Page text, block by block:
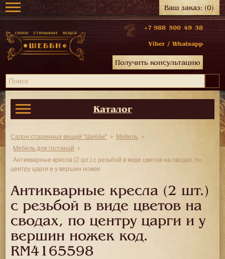
Ваш заказ:(0)
+7 988 500 49 38
Viber / Whatsapp
Получить консультацию
Каталог
Салон старинных вещей "Шебби"
Мебель
Мебель для гостиной
Антикварные кресла (2 шт.) с резьбой в виде цветов на сводах, по
центру царги и у вершин ножек
Антикварные кресла (2 шт.)
с резьбой в виде цветов на
сводах, по центру царги и у
вершин ножек код.
RM4165598